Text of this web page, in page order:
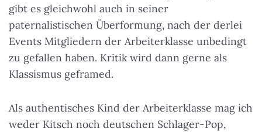
gibt es gleichwohl auch in seiner
paternalistischen Überformung, nach der derlei
Events Mitgliedern der Arbeiterklasse unbedingt
zu gefallen haben. Kritik wird dann gerne als
Klassismus geframed.
Als authentisches Kind der Arbeiterklasse mag ich
weder Kitsch noch deutschen Schlager-Pop,